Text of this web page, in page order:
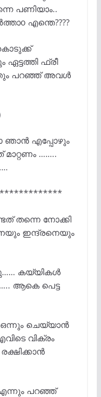
പണിയാം..
എന്തെ????
കൊടുക്ക്
ഫ്രീ
പറഞ്ഞ് അവൾ
ഞാൻ എപ്പോഴും
……..
തന്നെ നോക്കി
ഇന്ദ്രനെയും
കയ്യികൾ
ആകെ പെട്ട
ഒന്നും ചെയ്യാൻ
വിക്രം
പറഞ്ഞ്